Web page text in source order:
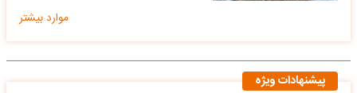
موارد بیشتر
پیشنهادات ویژه